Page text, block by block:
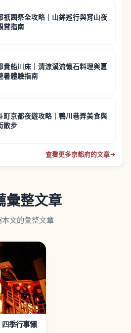
祇園祭全攻略｜山鉾巡行與宵山夜
賞指南
貴船川床｜清涼溪流懷石料理與夏
暑體驗指南
町京都夜遊攻略｜鴨川巷弄美食與
散步
查看更多京都府的文章→
彙整文章
本文的彙整文章
季行事懶